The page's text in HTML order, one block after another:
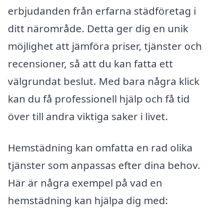
erbjudanden från erfarna städföretag i
ditt närområde. Detta ger dig en unik
möjlighet att jämföra priser, tjänster och
recensioner, så att du kan fatta ett
välgrundat beslut. Med bara några klick
kan du få professionell hjälp och få tid
över till andra viktiga saker i livet.
Hemstädning kan omfatta en rad olika
tjänster som anpassas efter dina behov.
Här är några exempel på vad en
hemstädning kan hjälpa dig med: